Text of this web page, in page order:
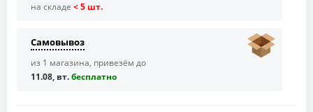
на складе < 5 шт.
Самовывоз
из 1 магазина, привезём до
11.08, вт.бесплaтно